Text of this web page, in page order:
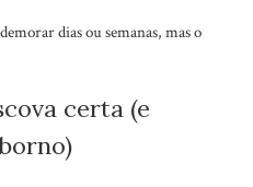
dias ou semanas, mas o
certa (e